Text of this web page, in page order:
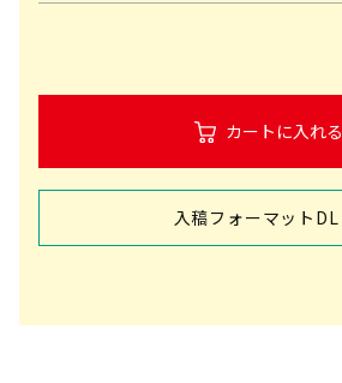
カートに入れる
入稿フォーマットDL